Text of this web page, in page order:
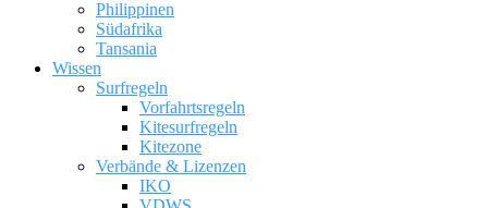
Philippinen
Südafrika
Tansania
Wissen
Surfregeln
Vorfahrtsregeln
Kitesurfregeln
Kitezone
Verbände & Lizenzen
IKO